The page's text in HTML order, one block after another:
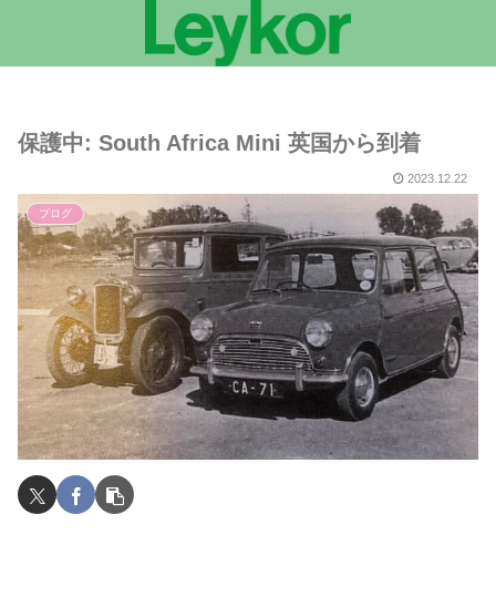
保護中: South Africa Mini 英国から到着
2023.12.22
ブログ